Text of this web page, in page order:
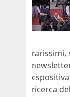
rarissimi,
ricerca